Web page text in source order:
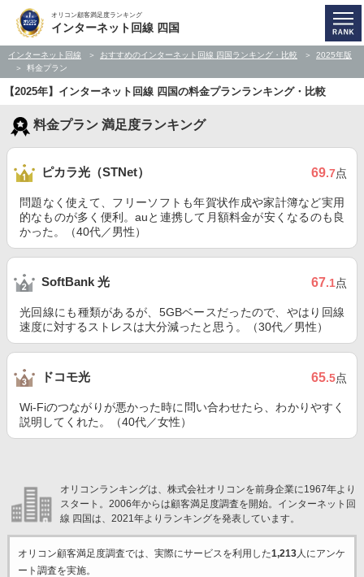
オリコン顧客満足度ランキング
インターネット回線 四国
インターネット回線 おすすめのインターネット回線 四国ランキング・比較
2025年版
料金プラン
【2025年】インターネット回線 四国の料金プランランキング・比較
料金プラン 満足度ランキング
ピカラ光（STNet） 69.7点
問題なく使えて、フリーソフトも年賀状作成や家計簿など実用
的なものが多く便利。auと連携して月額料金が安くなるのも良
かった。（40代／男性）
SoftBank 光 67.1点
光回線にも種類があるが、5GBベースだったので、やはり回線
速度に対するストレスは大分減ったと思う。（30代／男性）
ドコモ光 65.5点
Wi-Fiのつながりが悪かった時に問い合わせたら、わかりやすく
説明してくれた。（40代／女性）
オリコンランキングは、株式会社オリコンを前身企業に1967年より
スタート。2006年からは顧客満足度調査を開始。インターネット回
線 四国は、2021年よりランキングを発表しています。
オリコン顧客満足度調査では、実際にサービスを利用した1,213人にアンケ
ート調査を実施。